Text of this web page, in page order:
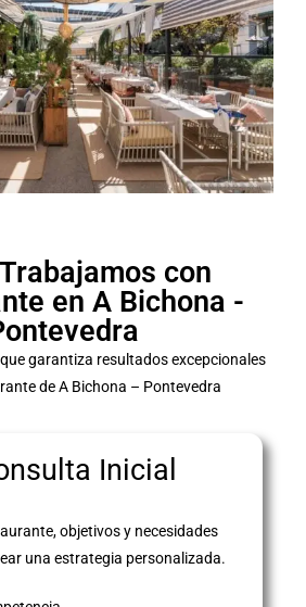
con
en A Bichona -
garantiza resultados excepcionales
de A Bichona – Pontevedra
Inicial
objetivos y necesidades
una estrategia personalizada.